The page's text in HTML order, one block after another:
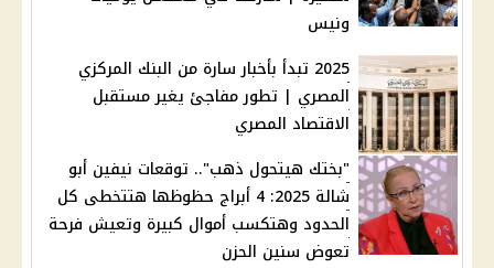
ونيس
2025 تبدأ بأخبار سارة من البنك المركزي
المصري | تطور مفاجئ يغير مستقبل
الاقتصاد المصري
"بختك هيتحول ذهب".. توقعات نيفين أبو
شالة 2025: 4 أبراج حظوظها هتتخطى كل
الحدود وهتكسب أموال كبيرة وتعيش فرحة
تعوض سنين الحزن